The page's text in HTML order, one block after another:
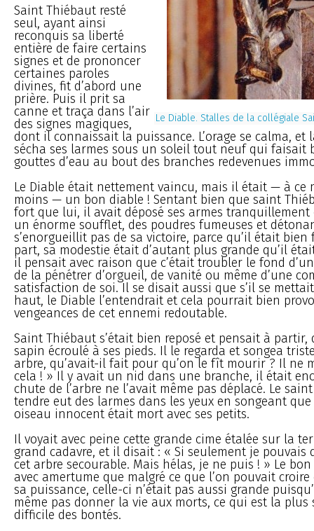
Le Diable. Stalles de la collégiale
Saint Thiébaut resté
seul, ayant ainsi
reconquis sa liberté
entière de faire certains
signes et de prononcer
certaines paroles
divines, fit d’abord une
prière. Puis il prit sa
canne et traça dans l’air
des signes magiques,
dont il connaissait la puissance. L’orage se calma, et
sécha ses larmes sous un soleil tout neuf qui faisait
gouttes d’eau au bout des branches redevenues
Le Diable était nettement vaincu, mais il était — à ce
moins — un bon diable ! Sentant bien que saint
fort que lui, il avait déposé ses armes tranquillement
un énorme soufflet, des poudres fumeuses et
s’enorgueillit pas de sa victoire, parce qu’il était bien
part, sa modestie était d’autant plus grande qu’il
il pensait avec raison que c’était troubler le fond
de la pénétrer d’orgueil, de vanité ou même d’une
satisfaction de soi. Il se disait aussi que s’il se
haut, le Diable l’entendrait et cela pourrait bien
vengeances de cet ennemi redoutable.
Saint Thiébaut s’était bien reposé et pensait à
sapin écroulé à ses pieds. Il le regarda et songea
arbre, qu’avait-il fait pour qu’on le fît mourir ? Il ne
cela ! » Il y avait un nid dans une branche, il était
chute de l’arbre ne l’avait même pas déplacé. Le
tendre eut des larmes dans les yeux en songeant
oiseau innocent était mort avec ses petits.
Il voyait avec peine cette grande cime étalée sur la
grand cadavre, et il disait : « Si seulement je pouvais
cet arbre secourable. Mais hélas, je ne puis ! » Le
avec amertume que malgré ce que l’on pouvait
sa puissance, celle-ci n’était pas aussi grande
même pas donner la vie aux morts, ce qui est la
difficile des bontés.